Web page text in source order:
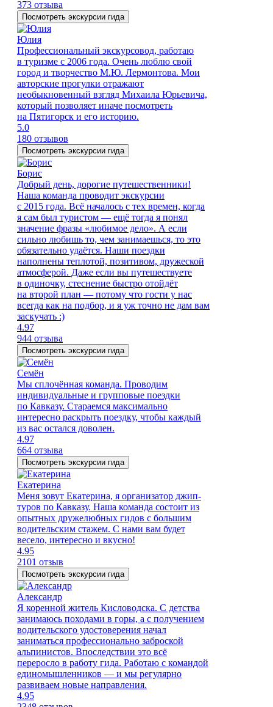
373 отзыва
Посмотреть экскурсии гида
Юлия
Профессиональный экскурсовод, работаю
в туризме с 2006 года. Очень люблю свой
город и творчество М.Ю. Лермонтова. Мои
авторские прогулки отражают
необыкновенный взгляд Михаила Юрьевича,
который позволяет иначе посмотреть
на Пятигорск и его историю.
5.0
180 отзывов
Посмотреть экскурсии гида
Борис
Добрый день, дорогие путешественники!
Наша команда проводит экскурсии
с 2015 года. Всё началось с тех времен, когда
я сам был туристом — ещё тогда я понял
значение фразы «любимое дело». А если
сильно любишь то, чем занимаешься, то это
обязательно удаётся. Наши поездки
наполнены теплотой, позитивом, дружеской
атмосферой. Даже если вы путешествуете
в одиночку, стеснение быстро отойдёт
на второй план — потому что гости у нас
всегда как на подбор, и я уж точно не дам вам
заскучать :)
4.97
944 отзыва
Посмотреть экскурсии гида
Семён
Мы сплочённая команда. Проводим
индивидуальные и групповые поездки
по Кавказу. Стараемся максимально
интересно раскрыть поездку, чтобы каждый
из вас остался доволен.
4.97
664 отзыва
Посмотреть экскурсии гида
Екатерина
Меня зовут Екатерина, я организатор джип-
туров по Кавказу. Наша команда состоит из
опытных дружелюбных гидов с большим
водительским стажем. С нами вам будет
весело, интересно и вкусно!
4.95
2101 отзыв
Посмотреть экскурсии гида
Александр
Я коренной житель Кисловодска. С детства
занимаюсь походами в горы, а с получением
водительского удостоверения начал
заниматься профессионально заброской
альпинистов. Впоследствии это всё
переросло в работу гида. Работаю с командой
единомышленников — и мы регулярно
развиваем новые направления.
4.95